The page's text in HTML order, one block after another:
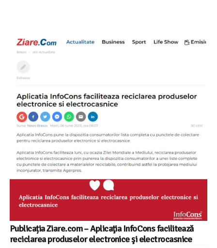
Publicația Ziare.com – Aplicaţia InfoCons facilitează
reciclarea produselor electronice şi electrocasnice